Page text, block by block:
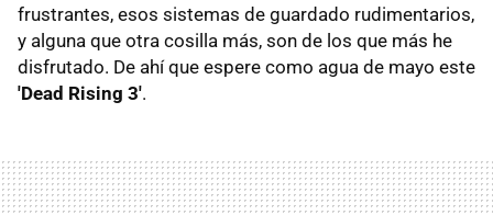
frustrantes, esos sistemas de guardado rudimentarios,
y alguna que otra cosilla más, son de los que más he
disfrutado. De ahí que espere como agua de mayo este
'Dead Rising 3'.